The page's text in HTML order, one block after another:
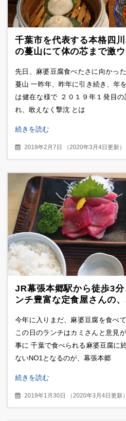
千葉市を代表する本格四
の蔓山にて体の芯まで激
先日、麻婆豆腐食べたさに向かっ
蔓山 一昨年、昨年に引き続き、年
は健在な様で ２０１９年１発目
れ、敢えなく撃沈 とは
続きを読む
2019年2月7日 （2020年3月4日更新）
JR幕張本郷駅から徒歩3
ンチ豊富な定食屋さんの
今年に入りまだ、麻婆豆腐を食べ
この日のランチはカミさんと意見
事に 千葉で食べられる麻婆豆腐に
ないNO1となるのが、幕張本郷
続きを読む
2019年1月30日 （2020年3月4日更新）